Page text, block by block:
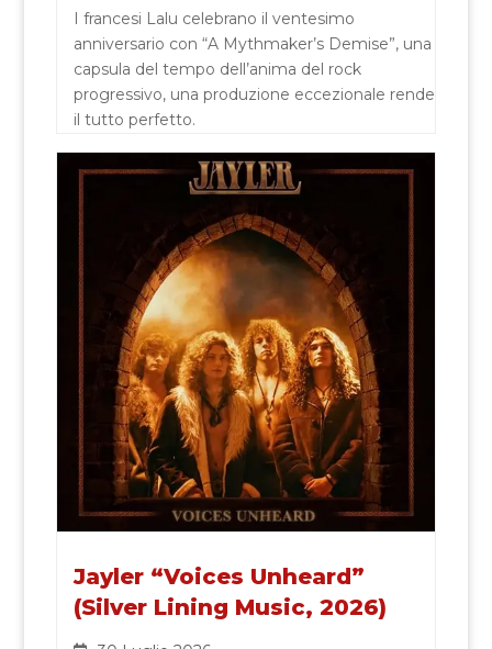
I francesi Lalu celebrano il ventesimo
anniversario con “A Mythmaker’s Demise”, una
capsula del tempo dell’anima del rock
progressivo, una produzione eccezionale rende
il tutto perfetto.
Jayler “Voices Unheard”
(Silver Lining Music, 2026)